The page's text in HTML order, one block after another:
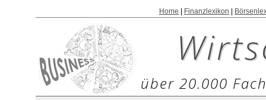
Home Finanzlexikon
über 20.000